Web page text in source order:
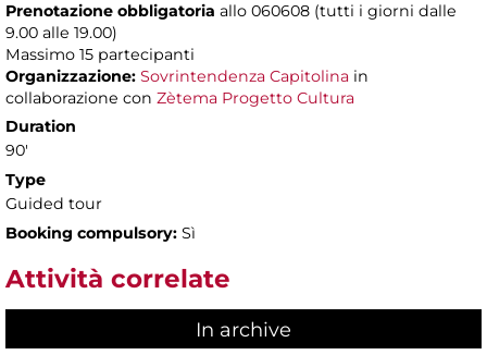
Prenotazione obbligatoria allo 060608 (tutti i giorni dalle
9.00 alle 19.00)
Massimo 15 partecipanti
Organizzazione: Sovrintendenza Capitolina in
collaborazione con Zètema Progetto Cultura
Duration
90'
Type
Guided tour
Booking compulsory: Sì
Attività correlate
In archive